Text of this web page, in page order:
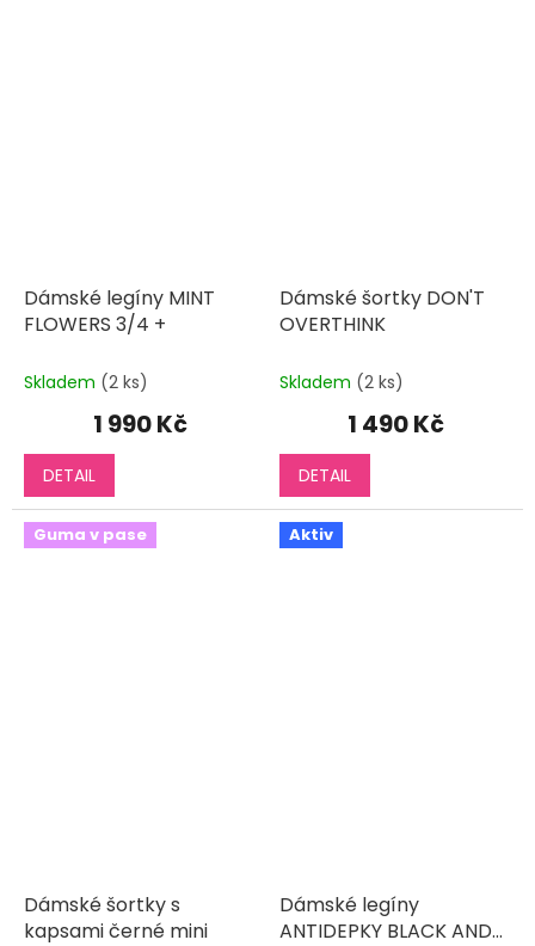
Dámské legíny MINT
FLOWERS 3/4 +
Skladem (2 ks)
1 990 Kč
DETAIL
Dámské šortky DON'T
OVERTHINK
Skladem (2 ks)
1 490 Kč
DETAIL
Guma v pase
Dámské šortky s
kapsami černé mini
Aktiv
Dámské legíny
ANTIDEPKY BLACK AND